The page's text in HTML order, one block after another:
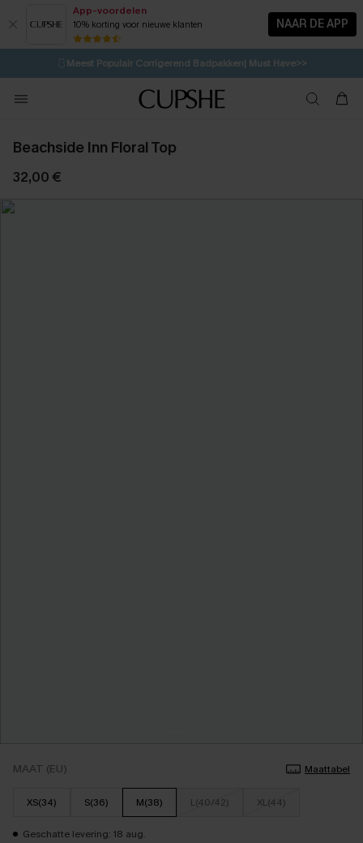
App-voordelen
10% korting voor nieuwe klanten NAAR DE APP
⚡️LAATSTE KANS | Tot 50% korting>>
🩱Meest Populair Corrigerend Badpakken| Must Have>>
💌Abonneer je & ontvang tot 15% korting>>
Koop 3, krijg 15% korting | CODE: SW15
Beachside Inn Floral Top
32,00 €
MAAT (EU) Maattabel
XS(34) S(36) M(38) L(40/42) XL(44)
Geschatte levering: 18 aug.